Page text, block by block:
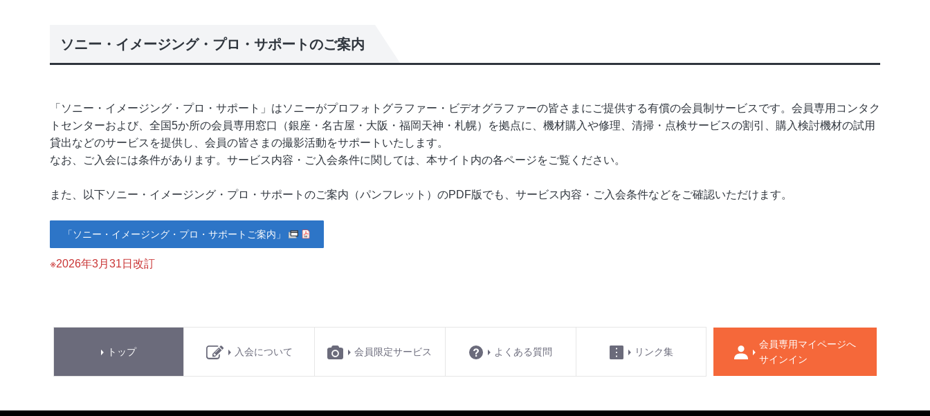
ソニー・イメージング・プロ・サポートのご案内
「ソニー・イメージング・プロ・サポート」はソニーがプロフォトグラファー・ビデオグラファーの皆さまにご提供する有償の会員制サービスです。会員専用コンタク
トセンターおよび、全国5か所の会員専用窓口（銀座・名古屋・大阪・福岡天神・札幌）を拠点に、機材購入や修理、清掃・点検サービスの割引、購入検討機材の試用
貸出などのサービスを提供し、会員の皆さまの撮影活動をサポートいたします。
なお、ご入会には条件があります。サービス内容・ご入会条件に関しては、本サイト内の各ページをご覧ください。
また、以下ソニー・イメージング・プロ・サポートのご案内（パンフレット）のPDF版でも、サービス内容・ご入会条件などをご確認いただけます。
「ソニー・イメージング・プロ・サポートご案内」
※2026年3月31日改訂
トップ 入会について 会員限定サービス よくある質問 リンク集
会員専用マイページへ
サインイン